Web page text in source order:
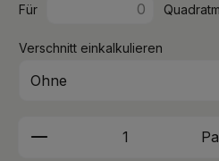
Für
Verschnitt einkalkulieren
Produkt Anzahl: